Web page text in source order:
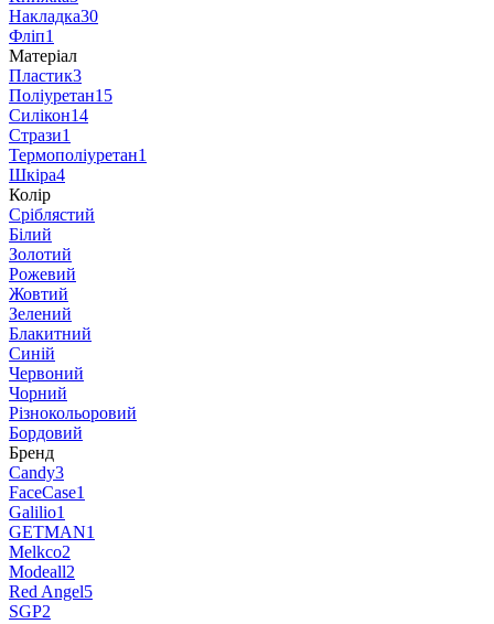
Накладка30
Фліп1
Матеріал
Пластик3
Поліуретан15
Силікон14
Стрази1
Термополіуретан1
Шкіра4
Колір
Сріблястий
Білий
Золотий
Рожевий
Жовтий
Зелений
Блакитний
Синій
Червоний
Чорний
Різнокольоровий
Бордовий
Бренд
Candy3
FaceCase1
Galilio1
GETMAN1
Melkco2
Modeall2
Red Angel5
SGP2